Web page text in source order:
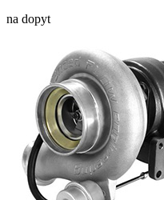
na dopyt